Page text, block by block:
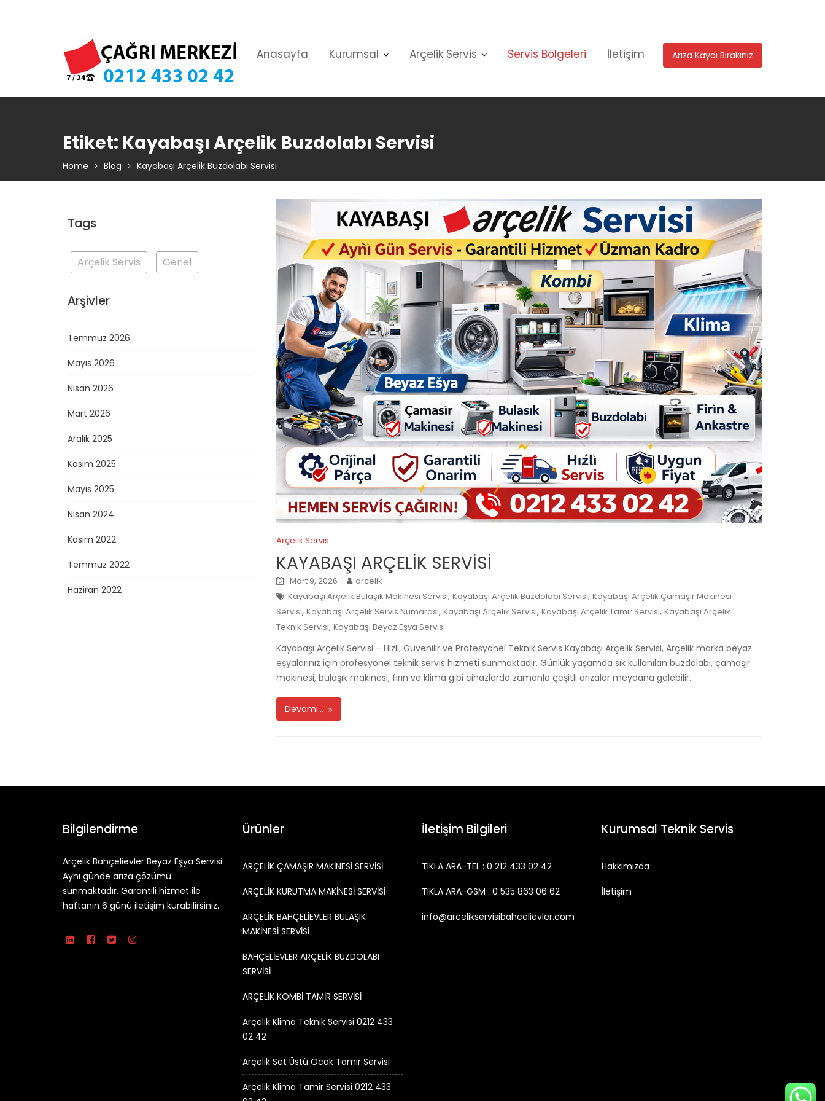
Arıza Kaydı Bırakınız
Anasayfa Kurumsal Arçelik Servis Servis Bölgeleri İletişim
Etiket: Kayabaşı Arçelik Buzdolabı Servisi
Home Blog Kayabaşı Arçelik Buzdolabı Servisi
Arçelik Servis
KAYABAŞI ARÇELİK SERVİSİ
Mart 9, 2026
arcelik
Kayabaşı Arçelik Bulaşık Makinesi Servisi, Kayabaşı Arçelik Buzdolabı Servisi, Kayabaşı Arçelik Çamaşır Makinesi
Servisi, Kayabaşı Arçelik Servis Numarası, Kayabaşı Arçelik Servisi, Kayabaşı Arçelik Tamir Servisi, Kayabaşı Arçelik
Teknik Servisi, Kayabaşı Beyaz Eşya Servisi
Kayabaşı Arçelik Servisi – Hızlı, Güvenilir ve Profesyonel Teknik Servis Kayabaşı Arçelik Servisi, Arçelik marka beyaz
eşyalarınız için profesyonel teknik servis hizmeti sunmaktadır. Günlük yaşamda sık kullanılan buzdolabı, çamaşır
makinesi, bulaşık makinesi, fırın ve klima gibi cihazlarda zamanla çeşitli arızalar meydana gelebilir.
Devamı…
Tags
Arçelik Servis Genel
Arşivler
Temmuz 2026
Mayıs 2026
Nisan 2026
Mart 2026
Aralık 2025
Kasım 2025
Mayıs 2025
Nisan 2024
Kasım 2022
Temmuz 2022
Haziran 2022
Bilgilendirme
Arçelik Bahçelievler Beyaz Eşya Servisi
Aynı günde arıza çözümü
sunmaktadır. Garantili hizmet ile
haftanın 6 günü iletişim kurabilirsiniz.
Ürünler
ARÇELİK ÇAMAŞIR MAKİNESİ SERVİSİ
ARÇELİK KURUTMA MAKİNESİ SERVİSİ
ARÇELİK BAHÇELİEVLER BULAŞIK
MAKİNESİ SERVİSİ
BAHÇELİEVLER ARÇELİK BUZDOLABI
SERVİSİ
ARÇELİK KOMBİ TAMİR SERVİSİ
Arçelik Klima Teknik Servisi 0212 433
02 42
Arçelik Set Üstü Ocak Tamir Servisi
Arçelik Klima Tamir Servisi 0212 433
İletişim Bilgileri
TIKLA ARA-TEL : 0 212 433 02 42
TIKLA ARA-GSM : 0 535 863 06 62
info@arcelikservisibahcelievler.com
Kurumsal Teknik Servis
Hakkımızda
İletişim